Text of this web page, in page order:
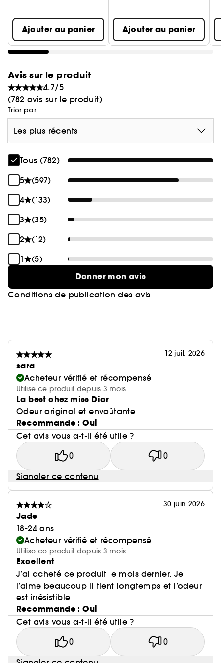
Ajouter au panier Ajouter au panier
Avis sur le produit
4.7/5
(782 avis sur le produit)
Trier par
Les plus récents
Tous (782)
5
(597)
4
(133)
3
(35)
2
(12)
1
(5)
Donner mon avis
Conditions de publication des avis
12 juil. 2026
sara
Acheteur vérifié et récompensé
Utilise ce produit depuis 3 mois
La best chez miss Dior
Odeur original et envoûtante
Recommande : Oui
Cet avis vous a-t-il été utile ?
0 0
Signaler ce contenu
30 juin 2026
Jade
18-24 ans
Acheteur vérifié et récompensé
Utilise ce produit depuis 3 mois
Excellent
J’ai acheté ce produit le mois dernier. Je
l’aime beaucoup il tient longtemps et l’odeur
est irrésistible
Recommande : Oui
Cet avis vous a-t-il été utile ?
0 0